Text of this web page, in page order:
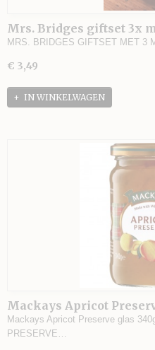
Mrs. Bridges giftset 3x
Marmalade
MRS. BRIDGES GIFTSET MET 3
€ 3,49
IN WINKELWAGEN
Mackays Apricot
Mackays Apricot Preserve glas
PRESERVE…